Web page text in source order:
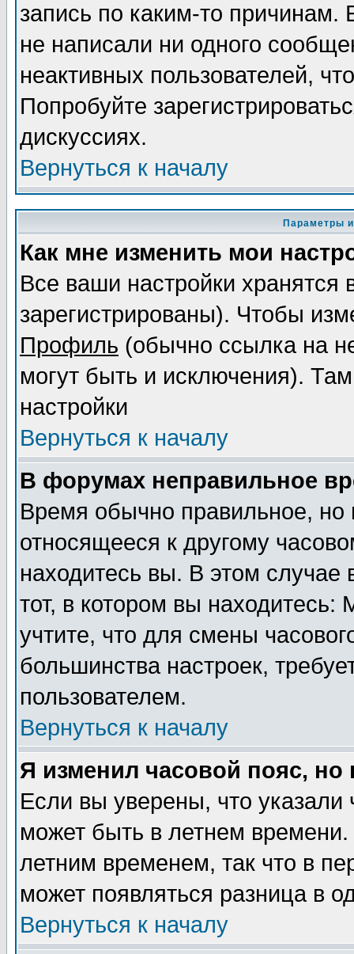
запись по каким-то
не написали ни одного
неактивных пользователей,
Попробуйте
дискуссиях.
Вернуться к началу
Параметры
Как мне изменить мои
Все ваши настройки
зарегистрированы). Чтобы
Профиль (обычно ссылка на
могут быть и исключения).
настройки
Вернуться к началу
В форумах неправильное
Время обычно правильное,
относящееся к другому
находитесь вы. В этом
тот, в котором вы
учтите, что для смены
большинства настроек,
пользователем.
Вернуться к началу
Я изменил часовой пояс,
Если вы уверены, что указали
может быть в летнем
летним временем, так что в
может появляться разница в
Вернуться к началу